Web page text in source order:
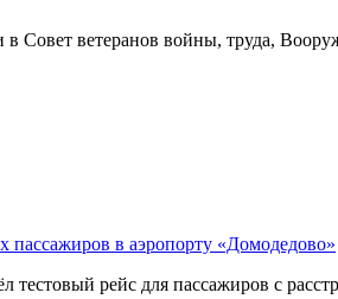
Совет ветеранов войны, труда,
пассажиров в аэропорту «Домодедово»
рейс для пассажиров с